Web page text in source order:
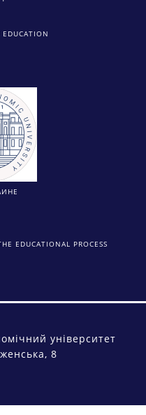
EDUCATIONAL PROCESS
університет
8